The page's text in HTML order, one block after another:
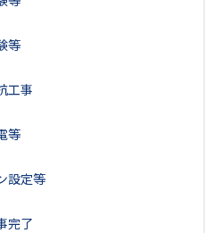
等
工事
等
設定等
完了